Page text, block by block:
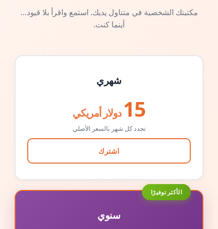
مكتبتك الشخصية في متناول يديك. استمع واقرأ بلا قيود…
أينما كنت.
شهري
15 دولار أمريكي
تجدد كل شهر بالسعر الأصلي
اشترك
الأكثر توفيرًا
سنوي